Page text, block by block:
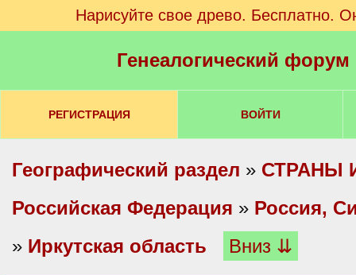
Нарисуйте свое древо. Бесплатно.
Генеалогический
РЕГИСТРАЦИЯ ВОЙТИ
Географический раздел » СТРАНЫ
Российская Федерация » Россия,
» Иркутская область Вниз ⇊